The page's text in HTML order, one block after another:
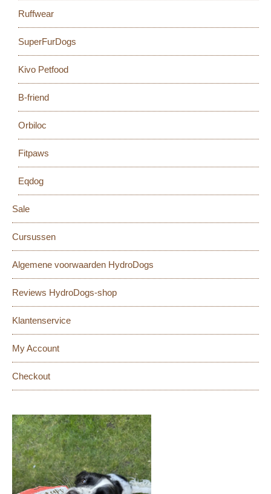
Ruffwear
SuperFurDogs
Kivo Petfood
B-friend
Orbiloc
Fitpaws
Eqdog
Sale
Cursussen
Algemene voorwaarden HydroDogs
Reviews HydroDogs-shop
Klantenservice
My Account
Checkout